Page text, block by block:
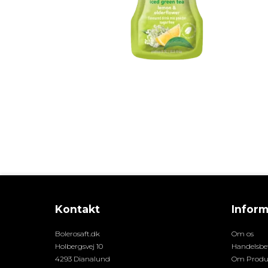
Kontakt
Bolerosaft.dk
Holbergsvej 10
4293 Dianalund
Om os
Om